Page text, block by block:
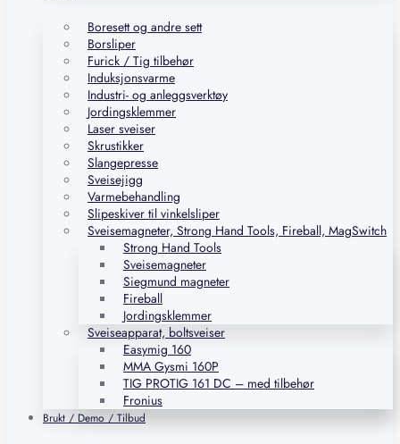
Boresett og andre sett
Borsliper
Furick / Tig tilbehør
Induksjonsvarme
Industri- og anleggsverktøy
Jordingsklemmer
Laser sveiser
Skrustikker
Slangepresse
Sveisejigg
Varmebehandling
Slipeskiver til vinkelsliper
Sveisemagneter, Strong Hand Tools, Fireball, MagSwitch
Strong Hand Tools
Sveisemagneter
Siegmund magneter
Fireball
Jordingsklemmer
Sveiseapparat, boltsveiser
Easymig 160
MMA Gysmi 160P
TIG PROTIG 161 DC – med tilbehør
Fronius
Brukt / Demo / Tilbud